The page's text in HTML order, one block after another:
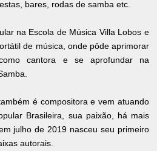
bares, rodas de samba etc.
na Escola de Música Villa Lobos e
de música, onde pôde aprimorar
cantora e se aprofundar na
é compositora e vem atuando
Brasileira, sua paixão, há mais
julho de 2019 nasceu seu primeiro
autorais.